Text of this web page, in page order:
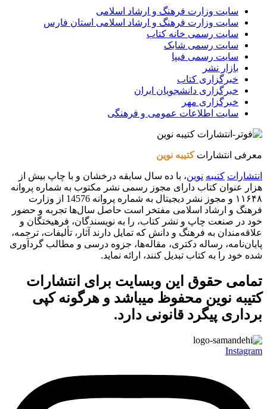
سایت وزارت فرهنگ و ارشاد اسلامی
سایت وزارت فرهنگ و ارشاد اسلامی استان فارس
سایت رسمی خانه کتاب
سایت رسمی شابک
سایت رسمی فیپا
بازار نشر
خبرگزاری کتاب
خبرگزاری دانشجویان ایران
خبرگزاری مهر
سایت اطلاعات عمومی و فرهنگی
معرفی انتشاراتکتیبه نوین
انتشارات کتیبه نوین، با ده سال سابقه درخشان و با چاپ بیش از
هزار عنوان کتاب دارای مجوز رسمی نشر مکتوب به شماره پروانه
۱۱۶۴۸ و مجوز نشر دیجیتال به شماره پروانه 14576 از وزارت
فرهنگ و ارشاد اسلامی مفتخر است حاصل سال‌ها تجربه و حضور
خود در صنعت چاپ و نشر کتاب، را به نویسندگان، فرهیختگان و
علاقه‌مندان به فرهنگ و دانش که تمایل دارند آثار، تألیفات، ترجمه،
پایان‌نامه، رساله دکتری، مقاله‌ها، جزوه درسی و مطالب گردآوری
شده خود را به کتاب تبدیل کنند، ارائه نماید.
تمامی حقوق این وبسایت برای انتشارات
کتیبه نوین محفوظ میباشد و هرگونه کپی
برداری پیگرد قانونی دارد.
Instagram